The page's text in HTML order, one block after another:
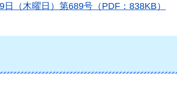
日（木曜日）第689号（PDF：838KB）